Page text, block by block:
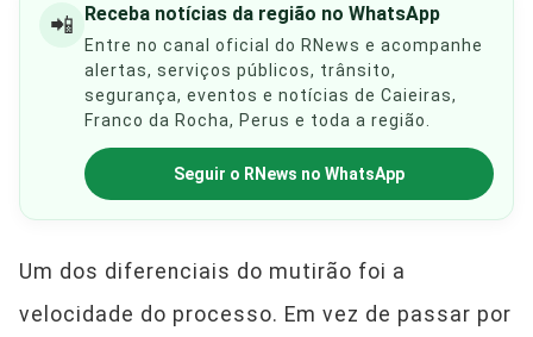
📲 Receba notícias da região no WhatsApp
Entre no canal oficial do RNews e acompanhe
alertas, serviços públicos, trânsito,
segurança, eventos e notícias de Caieiras,
Franco da Rocha, Perus e toda a região.
Seguir o RNews no WhatsApp
Um dos diferenciais do mutirão foi a
velocidade do processo. Em vez de passar por